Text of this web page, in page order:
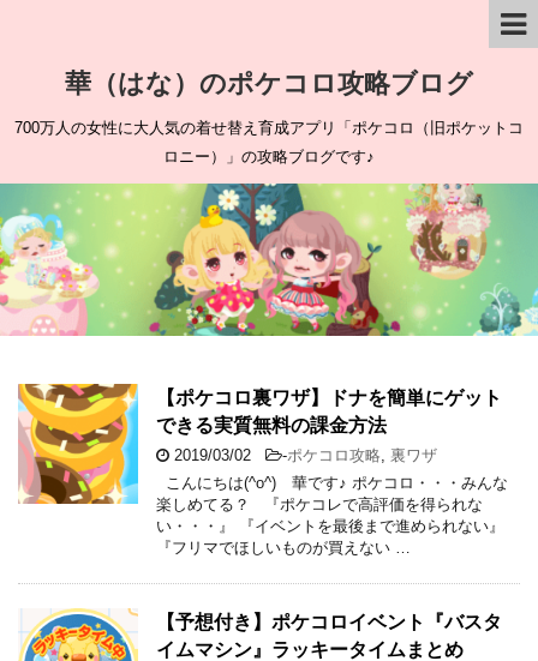
華（はな）のポケコロ攻略ブログ
700万人の女性に大人気の着せ替え育成アプリ「ポケコロ（旧ポケットコ
ロニー）」の攻略ブログです♪
【ポケコロ裏ワザ】ドナを簡単にゲット
できる実質無料の課金方法
2019/03/02 -ポケコロ攻略
裏ワザ
こんにちは(^o^) 華です♪ ポケコロ・・・みんな
楽しめてる？ 『ポケコレで高評価を得られな
い・・・』 『イベントを最後まで進められない』
『フリマでほしいものが買えない …
【予想付き】ポケコロイベント『バスタ
イムマシン』ラッキータイムまとめ